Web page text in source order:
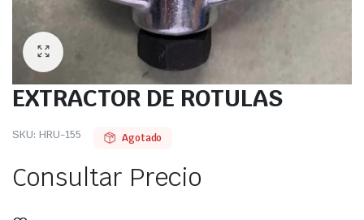
EXTRACTOR DE ROTULAS
SKU: HRU-155 Agotado
Consultar Precio